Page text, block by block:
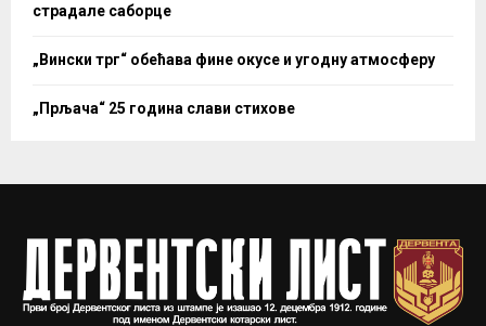
страдале саборце
„Вински трг“ обећава фине окусе и угодну атмосферу
„Прљача“ 25 година слави стихове